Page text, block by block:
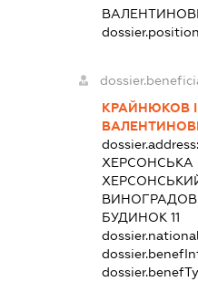
КРАЙНЮКОВ
ХЕРСОНСЬКА
БУДИНОК 11